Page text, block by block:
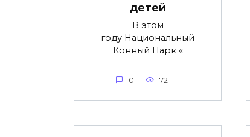
детей
В этом
году Национальный
Конный Парк «
0 72